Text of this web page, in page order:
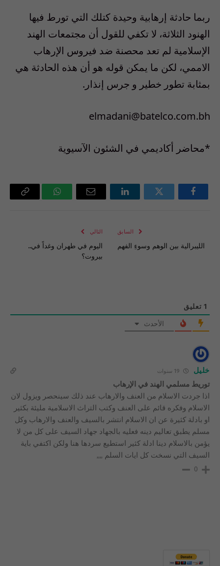
ربما حادثة إرهابية وحيدة كتلك التي تورط فيها
الهنود الثلاثة، لا تكفي للقول أن مجتمعات الهند
الإسلامية لم تعد محصنة ضد فيروس الإرهاب
الاممي، لكن ما يمكن قوله هو أن هذه الحادثة هي
بمثابة تطور خطير و جرس إنذار.
elmadani@batelco.com.bh
*محاضر أكاديمي في الشئون الآسيوية
فيسبوك تويتر لينكدإن
البريد
واتساب Copy
السابق
الليبرالية بين الوهم وسوءِ الفهم
التالي
اليوم في طهران وغداً في..
بيروت؟
1 تعليق
الأحدث
خليل
توريط مسلمي الهند في الإرهاب
اذا جردت الاسلام من العنف والارهاب عند ذلك سينحصر ويزول لان
الاسلام وفكره قائم على العنف وكتب التراث الاسلامية مليئة بكثير
او بادلة كثيرة عن ان الاسلام انتشر بالسيف والعنف والارهاب وكل
مسلم يطبق تعاليم دينه فعليه بالجهاد جهاد السيف على كل من لا
يؤمن بالاسلام دينا ادلة كثير استطيع سردها هنا ولكن اكتفي باية
السيف التي نسخت كل ايات السلم ,,,,
0